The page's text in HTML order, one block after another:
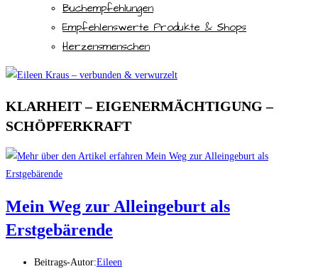
Buchempfehlungen
Empfehlenswerte Produkte & Shops
Herzensmenschen
KLARHEIT – EIGENERMÄCHTIGUNG –
SCHÖPFERKRAFT
Mein Weg zur Alleingeburt als
Erstgebärende
Beitrags-Autor:Eileen